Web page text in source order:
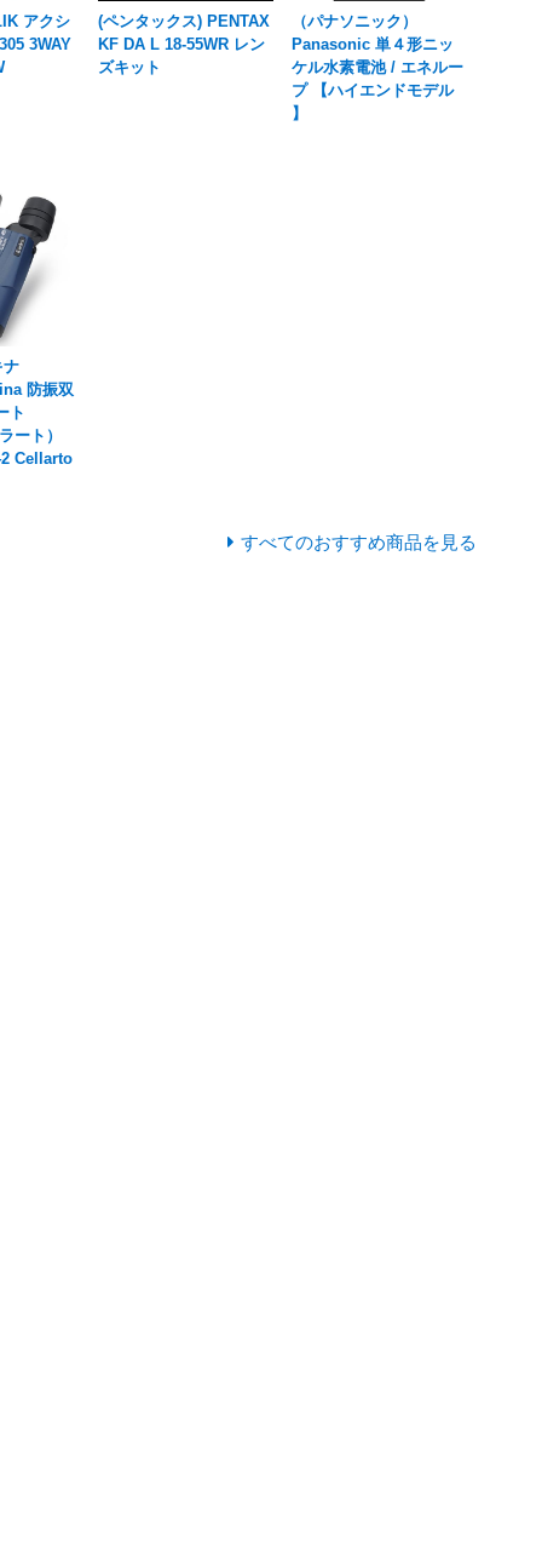
アクシ
3WAY
(ペンタックス) PENTAX
KF DA L 18-55WR レン
ズキット
（パナソニック）
Panasonic 単４形ニッ
ケル水素電池 / エネルー
プ 【ハイエンドモデル
】
ナ
防振双
ト
ート）
Cellarto
すべてのおすすめ商品を見る